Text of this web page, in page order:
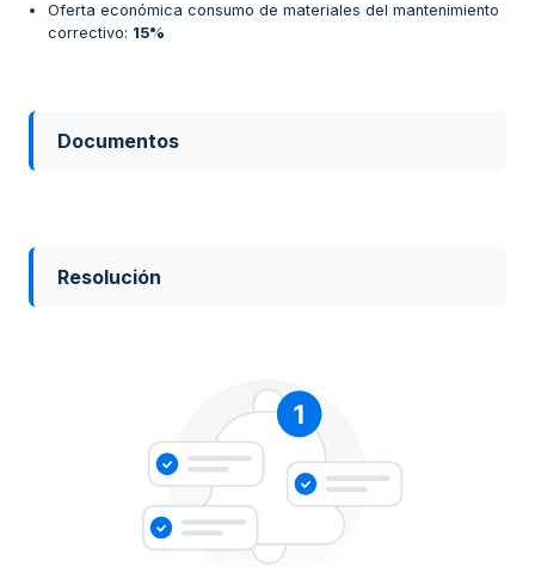
Oferta económica consumo de materiales del mantenimiento
correctivo: 15%
Documentos
Resolución